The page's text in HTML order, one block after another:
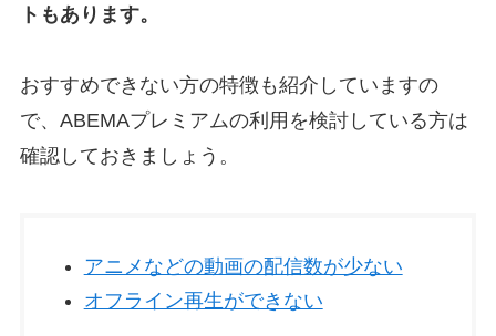
トもあります。
おすすめできない方の特徴も紹介していますの
で、ABEMAプレミアムの利用を検討している方は
確認しておきましょう。
アニメなどの動画の配信数が少ない
オフライン再生ができない